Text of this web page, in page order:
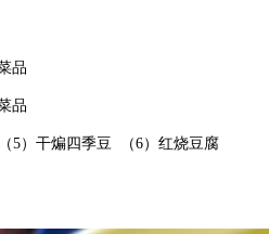
品
品
5）干煸四季豆 （6）红烧豆腐